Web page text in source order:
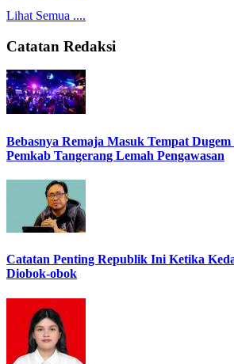
Lihat Semua ....
Catatan Redaksi
Bebasnya Remaja Masuk Tempat
Pemkab Tangerang Lemah Pengawasan
Catatan Penting Republik Ini Ketika
Diobok-obok